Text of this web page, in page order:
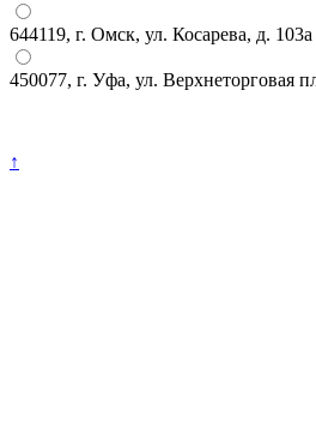
644119, г. Омск, ул. Косарева, д. 103а
450077, г. Уфа, ул. Верхнеторговая
↑